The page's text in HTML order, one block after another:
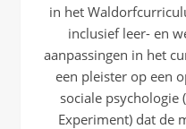
in het
inclusief leer- en
aanpassingen in het
een pleister op een
sociale psychologie
Experiment) dat de